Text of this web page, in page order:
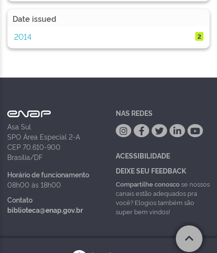
Date issued
2014
2
Asa Sul
SPO Área Especial 2-A
CEP 70.610-900
Brasília/DF
Horário de funcionamento
08h00 às 18h00
Contato
biblioteca@enap.gov.br
NAS REDES
ACESSIBILIDADE
DEIXE SEU FEEDBACK
Compartilhe conoscose nossos
canais estão adequados pra
você? Elogios também são
super bem vindos!